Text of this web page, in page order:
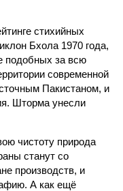
стихийных
Бхола 1970 года,
за всю
современной
Пакистаном, и
Шторма унесли
чистоту природа
станут со
производств, и
А как ещё